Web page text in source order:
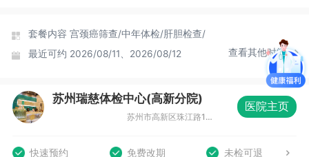
套餐内容 宫颈癌筛查/中年体检/肝胆检查/
最近可约 2026/08/11、2026/08/12 查看其他时间
苏州瑞慈体检中心(高新分院)
苏州市高新区珠江路117号创新中心大厦B座4-5F
医院主页
快速预约 免费改期 未检可退